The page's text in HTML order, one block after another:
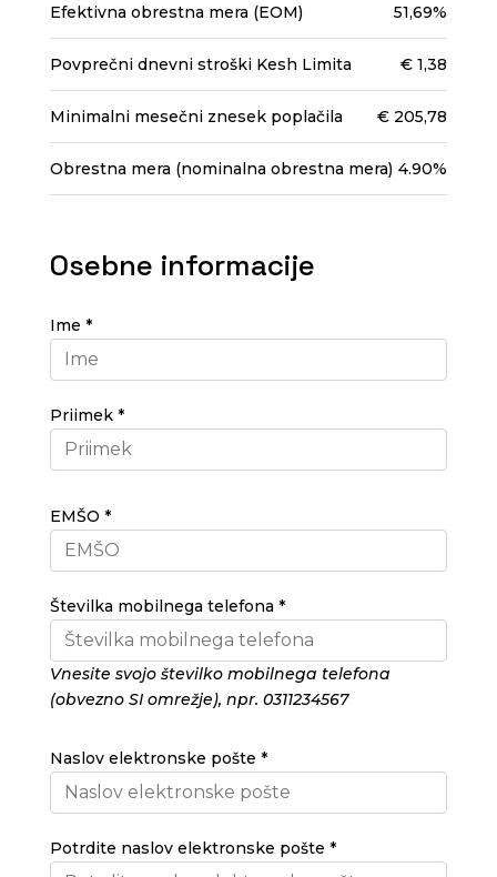
Efektivna obrestna mera (EOM) 51,69%
Povprečni dnevni stroški Kesh Limita € 1,38
Minimalni mesečni znesek poplačila € 205,78
Obrestna mera (nominalna obrestna mera) 4.90%
Osebne informacije
Ime *
Priimek *
EMŠO *
Številka mobilnega telefona *
Vnesite svojo številko mobilnega telefona
(obvezno SI omrežje), npr. 0311234567
Naslov elektronske pošte *
Potrdite naslov elektronske pošte *